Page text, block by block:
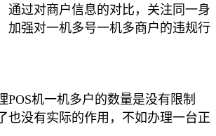
通过对商户信息的对比，关注同一身
加强对一机多号一机多商户的违规行
机一机多户的数量是没有限制
也没有实际的作用，不如办理一台正